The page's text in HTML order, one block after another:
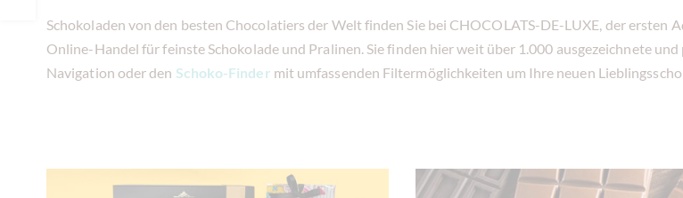
Schokoladen von den besten Chocolatiers der Welt finden Sie bei CHOCOLATS-DE-LUXE, der
Online-Handel für feinste Schokolade und Pralinen. Sie finden hier weit über 1.000 ausgezeichnete
Navigation oder den Schoko-Finder mit umfassenden Filtermöglichkeiten um Ihre neuen